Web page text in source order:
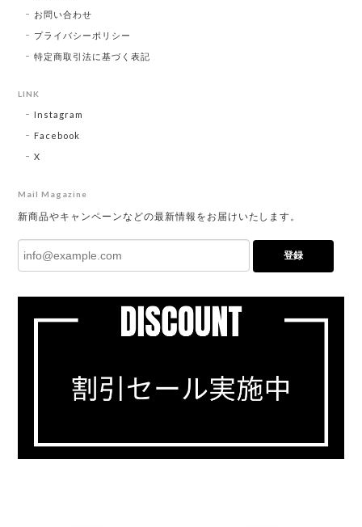
お問い合わせ
プライバシーポリシー
特定商取引法に基づく表記
LINK
Instagram
Facebook
X
Mail Magazine
新商品やキャンペーンなどの最新情報をお届けいたします。
登録